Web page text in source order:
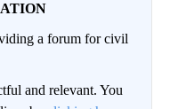
a forum for civil
and relevant. You